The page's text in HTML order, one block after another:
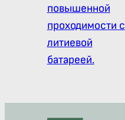
повышенной
проходимости с
литиевой
батареей.